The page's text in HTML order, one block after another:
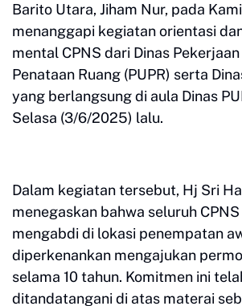
Barito Utara, Jiham Nur, pada
menanggapi kegiatan orientasi
mental CPNS dari Dinas
Penataan Ruang (PUPR) serta
yang berlangsung di aula Dinas
Selasa (3/6/2025) lalu.
Dalam kegiatan tersebut, Hj Sri
menegaskan bahwa seluruh
mengabdi di lokasi penempatan
diperkenankan mengajukan
selama 10 tahun. Komitmen ini
ditandatangani di atas materai